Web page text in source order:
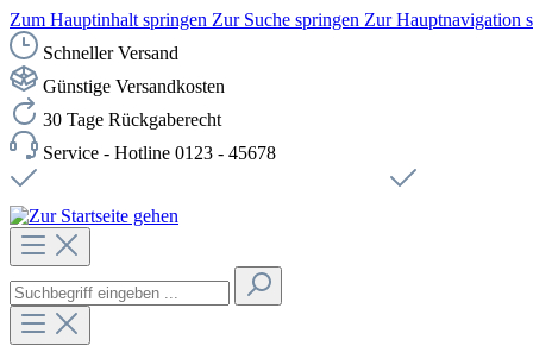
Zum Hauptinhalt springen Zur Suche springen Zur Hauptnavigation
Schneller Versand
Günstige Versandkosten
30 Tage Rückgaberecht
Service - Hotline 0123 - 45678